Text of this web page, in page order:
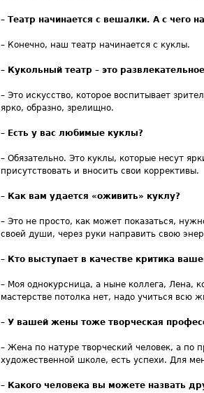
– Театр начинается с вешалки. А с чего
– Конечно, наш театр начинается с куклы.
– Кукольный театр – это
– Это искусство, которое воспитывает
ярко, образно, зрелищно.
– Есть у вас любимые куклы?
– Обязательно. Это куклы, которые несут
присутствовать и вносить свои коррективы.
– Как вам удается «оживить» куклу?
– Это не просто, как может показаться,
своей души, через руки направить свою
– Кто выступает в качестве критика
– Моя однокурсница, а ныне коллега, Лена,
мастерстве потолка нет, надо учиться всю
– У вашей жены тоже творческая
– Жена по натуре творческий человек, а по
художественной школе, есть успехи. Для
– Какого человека вы можете назвать